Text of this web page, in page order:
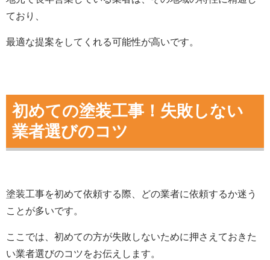
ており、
最適な提案をしてくれる可能性が高いです。
初めての塗装工事！失敗しない
業者選びのコツ
塗装工事を初めて依頼する際、どの業者に依頼するか迷う
ことが多いです。
ここでは、初めての方が失敗しないために押さえておきた
い業者選びのコツをお伝えします。